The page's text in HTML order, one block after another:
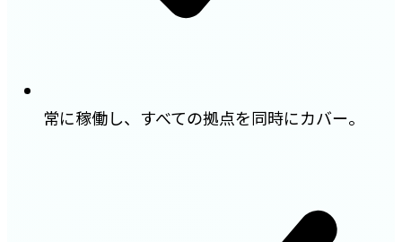
常に稼働し、すべての拠点を同時にカバー。